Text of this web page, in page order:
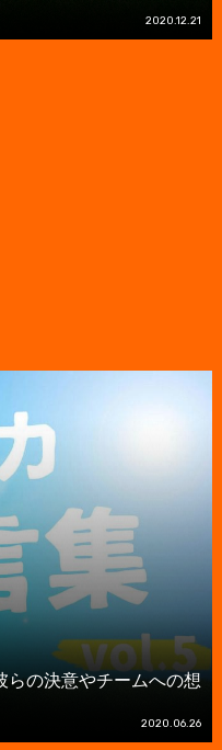
2020.12.21
の決意やチームへの想
2020.06.26